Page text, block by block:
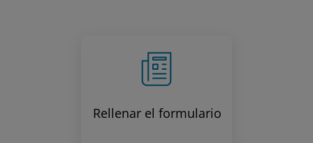
Rellenar el formulario